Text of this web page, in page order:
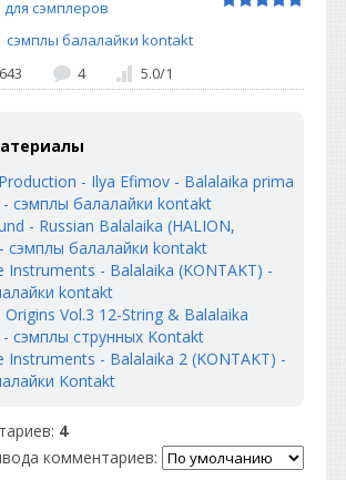
сэмплеров
сэмплы балалайки kontakt
4 5.0/1
- Ilya Efimov - Balalaika prima
- сэмплы балалайки kontakt
- Russian Balalaika (HALION,
сэмплы балалайки kontakt
Instruments - Balalaika (KONTAKT) -
kontakt
Vol.3 12-String & Balalaika
- сэмплы струнных Kontakt
Instruments - Balalaika 2 (KONTAKT) -
Kontakt
: 4
комментариев: